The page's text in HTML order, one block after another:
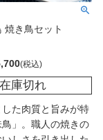
焼き鳥セット
在庫切れ
した肉質と旨みが特
」。職人の焼きの